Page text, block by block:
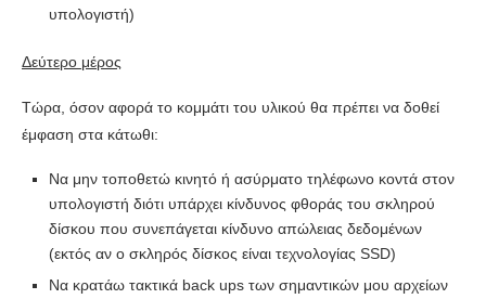
υπολογιστή)
Δεύτερο μέρος
Τώρα, όσον αφορά το κομμάτι του υλικού θα πρέπει να δοθεί
έμφαση στα κάτωθι:
Να μην τοποθετώ κινητό ή ασύρματο τηλέφωνο κοντά στον
υπολογιστή διότι υπάρχει κίνδυνος φθοράς του σκληρού
δίσκου που συνεπάγεται κίνδυνο απώλειας δεδομένων
(εκτός αν ο σκληρός δίσκος είναι τεχνολογίας SSD)
Να κρατάω τακτικά back ups των σημαντικών μου αρχείων